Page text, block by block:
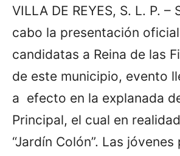
VILLA DE REYES, S. L. P. –
cabo la presentación
candidatas a Reina de las
de este municipio, evento
a efecto en la explanada
Principal, el cual en
“Jardín Colón”. Las